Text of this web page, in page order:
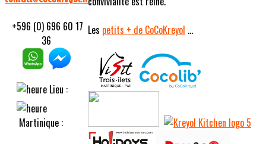
+596 (0) 696 60 17
36
Lieu :
Martinique :
Les petits + de CoCoKreyol ...